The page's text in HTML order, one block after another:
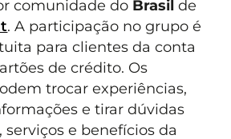
comunidade do Brasilde
. A participação no grupo é
para clientes da conta
de crédito. Os
trocar experiências,
e tirar dúvidas
serviços e benefícios da